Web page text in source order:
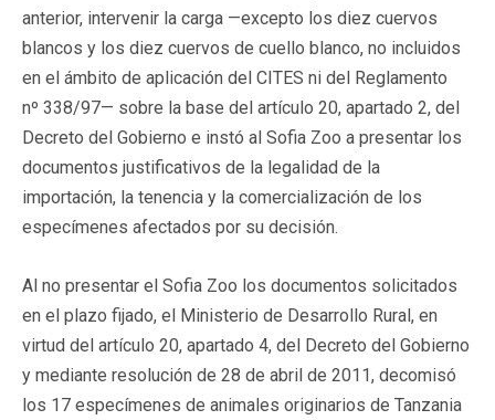
anterior, intervenir la carga —excepto los diez cuervos
blancos y los diez cuervos de cuello blanco, no incluidos
en el ámbito de aplicación del CITES ni del Reglamento
nº 338/97— sobre la base del artículo 20, apartado 2, del
Decreto del Gobierno e instó al Sofia Zoo a presentar los
documentos justificativos de la legalidad de la
importación, la tenencia y la comercialización de los
especímenes afectados por su decisión.
Al no presentar el Sofia Zoo los documentos solicitados
en el plazo fijado, el Ministerio de Desarrollo Rural, en
virtud del artículo 20, apartado 4, del Decreto del Gobierno
y mediante resolución de 28 de abril de 2011, decomisó
los 17 especímenes de animales originarios de Tanzania